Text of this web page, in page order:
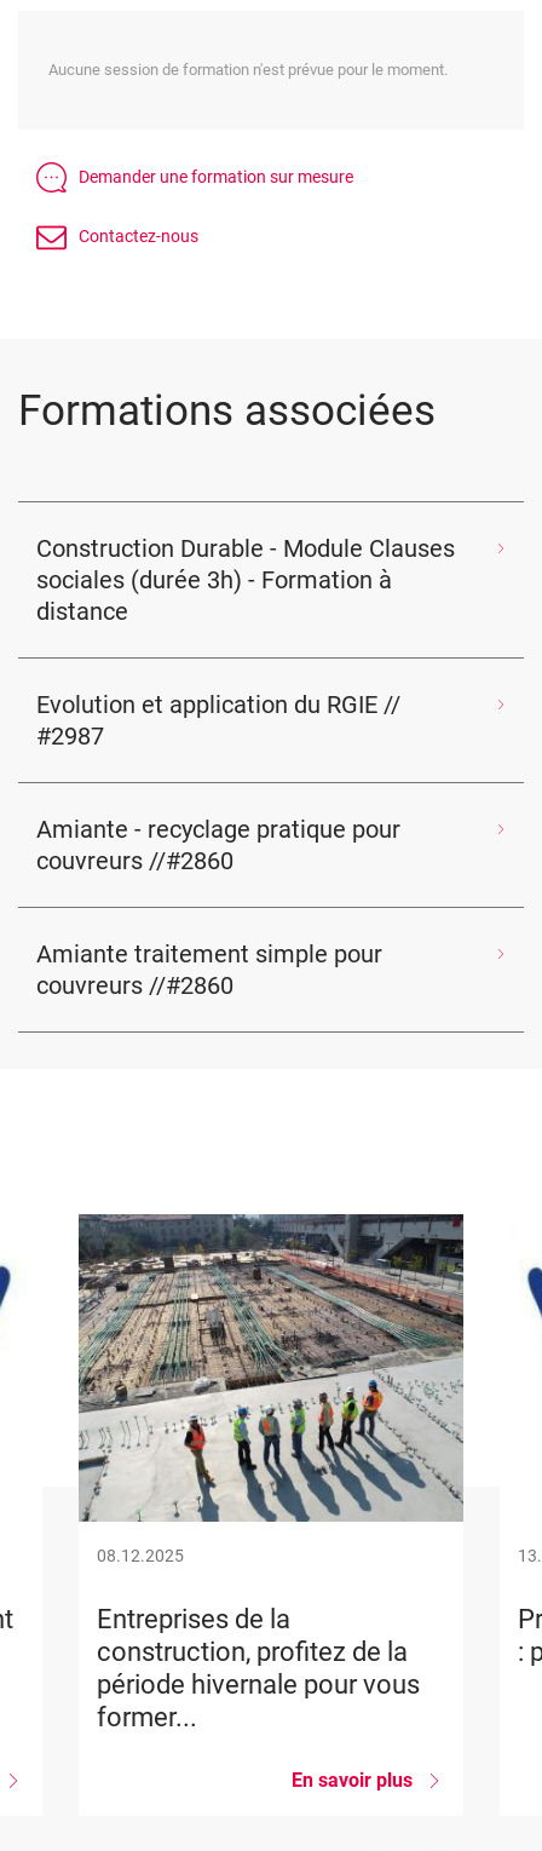
Aucune session de formation n'est prévue pour le moment.
Formations associées
Construction Durable - Module Clauses
sociales (durée 3h) - Formation à
distance
Evolution et application du RGIE //
#2987
Amiante - recyclage pratique pour
couvreurs //#2860
Amiante traitement simple pour
couvreurs //#2860
Image
08.12.2025
Entreprises de la
construction, profitez de la
période hivernale pour vous
former...
En savoir plus sur
: